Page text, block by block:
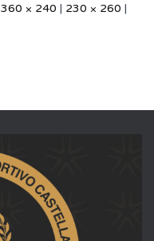
360 × 240 | 230 × 260 |